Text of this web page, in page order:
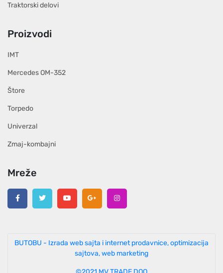
Traktorski delovi
Proizvodi
IMT
Mercedes OM-352
Štore
Torpedo
Univerzal
Zmaj-kombajni
Mreže
BUTOBU - Izrada web sajta i internet prodavnice, optimizacija
sajtova, web marketing